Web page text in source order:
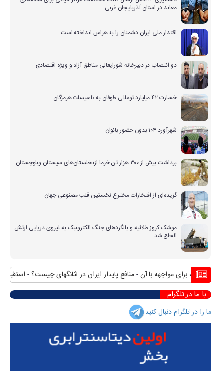
معاند در استان آذربایجان غربی
اقتدار ملی ایران دشمنان را به هراس انداخته است
دو انتصاب در دبیرخانه شورایعالی مناطق آزاد و ویژه اقتصادی
خسارت ۴۲ میلیارد تومانی طوفان به تاسیسات هرمزگان
شهرآورد ۱۰۴ بدون حضور بانوان
برداشت بیش از ۳۰۰ هزار تن خرما ازنخلستان‌های سیستان وبلوچستان
گزیده‌ای از افتخارات مخترع نخستین قلب مصنوعی جهان
موشک کروز طلائیه و بالگردهای جنگ الکترونیک به نیروی دریایی ارتش
الحاق شد
برای مواجهه با آن منافع پایدار ایران در شانگهای چیست؟ استقبال
با ما در تلگرام
ما را در تلگرام دنبال کنید